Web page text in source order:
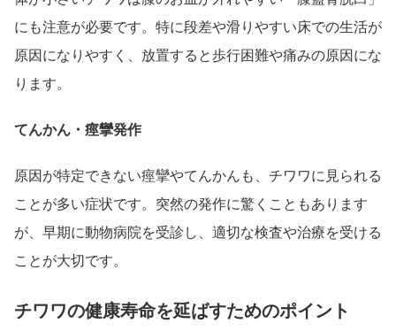
にも注意が必要です。特に段差や滑りやすい床での生活が
原因になりやすく、放置すると歩行困難や痛みの原因にな
ります。
てんかん・痙攣発作
原因が特定できない痙攣やてんかんも、チワワに見られる
ことが多い症状です。突然の発作に驚くこともあります
が、早期に動物病院を受診し、適切な検査や治療を受ける
ことが大切です。
チワワの健康寿命を延ばすためのポイント